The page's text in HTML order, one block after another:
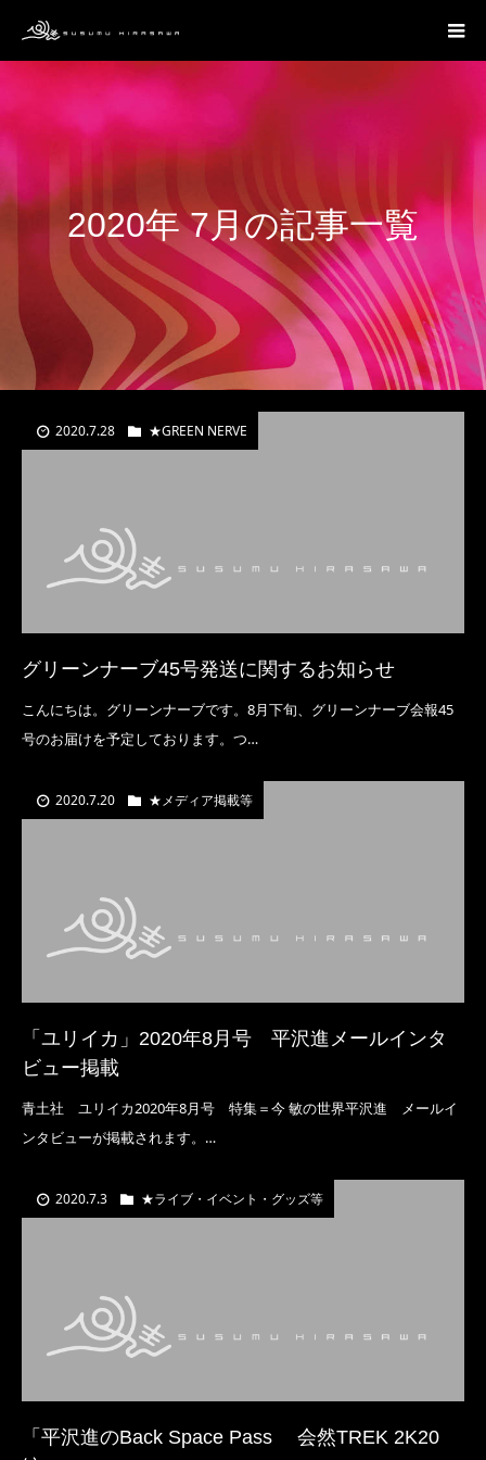
2020年 7月の記事一覧
2020.7.28 ★GREEN NERVE
グリーンナーブ45号発送に関するお知らせ
こんにちは。グリーンナーブです。8月下旬、グリーンナーブ会報45
号のお届けを予定しております。つ…
2020.7.20 ★メディア掲載等
「ユリイカ」2020年8月号 平沢進メールインタ
ビュー掲載
青土社 ユリイカ2020年8月号 特集＝今 敏の世界平沢進 メールイ
ンタビューが掲載されます。…
2020.7.3 ★ライブ・イベント・グッズ等
「平沢進のBack Space Pass 会然TREK 2K20